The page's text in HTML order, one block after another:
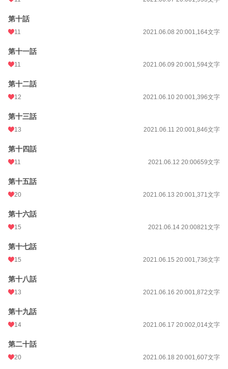
第十話
11 2021.06.08 20:001,164文字
第十一話
11 2021.06.09 20:001,594文字
第十二話
12 2021.06.10 20:001,396文字
第十三話
13 2021.06.11 20:001,846文字
第十四話
11 2021.06.12 20:00659文字
第十五話
20 2021.06.13 20:001,371文字
第十六話
15 2021.06.14 20:00821文字
第十七話
15 2021.06.15 20:001,736文字
第十八話
13 2021.06.16 20:001,872文字
第十九話
14 2021.06.17 20:002,014文字
第二十話
20 2021.06.18 20:001,607文字